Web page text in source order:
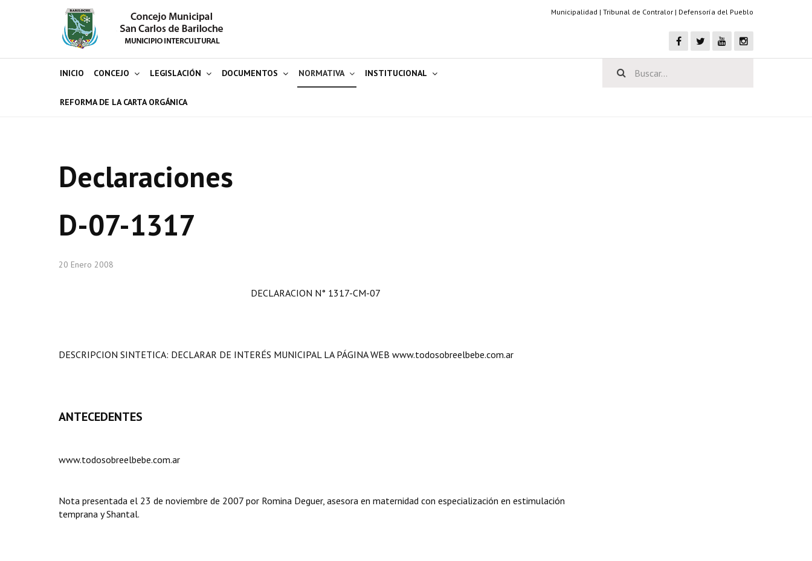
Municipalidad | Tribunal de Contralor | Defensoría del Pueblo
INICIO CONCEJO LEGISLACIÓN DOCUMENTOS NORMATIVA INSTITUCIONAL
REFORMA DE LA CARTA ORGÁNICA
Declaraciones
D-07-1317
20 Enero 2008
DECLARACION N° 1317-CM-07
DESCRIPCION SINTETICA: DECLARAR DE INTERÉS MUNICIPAL LA PÁGINA WEB www.todosobreelbebe.com.ar
ANTECEDENTES
www.todosobreelbebe.com.ar
Nota presentada el 23 de noviembre de 2007 por Romina Deguer, asesora en maternidad con especialización en estimulación
temprana y Shantal.